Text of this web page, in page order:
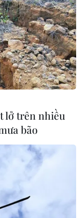
mua vé cho
để nhờ đứng
Dương tại
quan, Dương
đó và không
quan điều tra
là tài liệu góp
nhân chứng
không nhớ
nhân
đầu không
về sau thì
Dương. Tâm
của mình tại
lở trên nhiều
bão